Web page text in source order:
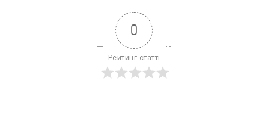
0
Рейтинг статті